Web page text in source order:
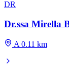
DR
Dr.ssa Mirella
A 0.11 km